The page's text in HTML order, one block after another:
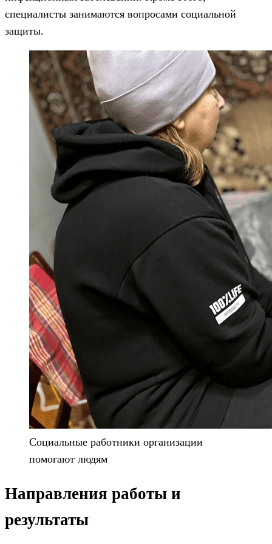
специалисты занимаются вопросами социальной
защиты.
Социальные работники организации
помогают людям
Направления работы и
результаты